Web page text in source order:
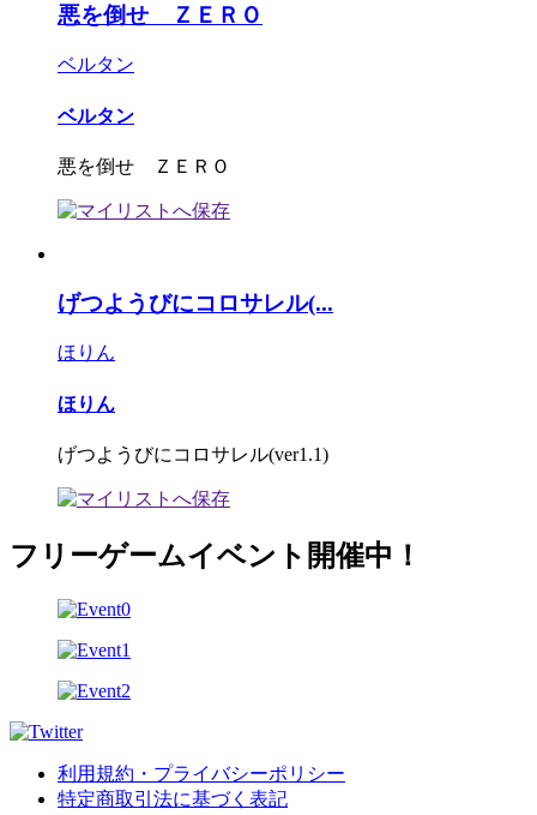
悪を倒せ ＺＥＲＯ
ベルタン
ベルタン
悪を倒せ ＺＥＲＯ
げつようびにコロサレル(...
ほりん
ほりん
げつようびにコロサレル(ver1.1)
フリーゲームイベント開催中！
利用規約・プライバシーポリシー
特定商取引法に基づく表記